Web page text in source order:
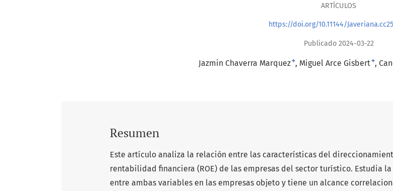
ARTÍCULOS
https://doi.org/10.11144/
Publicado 2024-03-22
Jazmin Chaverra Marquez+ Miguel Arce Gisbert+
Resumen
Este artículo analiza la relación entre las características del
rentabilidad financiera (ROE) de las empresas del sector turístico. Estudia
entre ambas variables en las empresas objeto y tiene un alcance